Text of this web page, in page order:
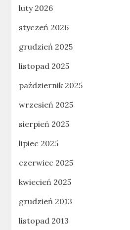
luty 2026
styczeń 2026
grudzień 2025
listopad 2025
październik 2025
wrzesień 2025
sierpień 2025
lipiec 2025
czerwiec 2025
kwiecień 2025
grudzień 2013
listopad 2013